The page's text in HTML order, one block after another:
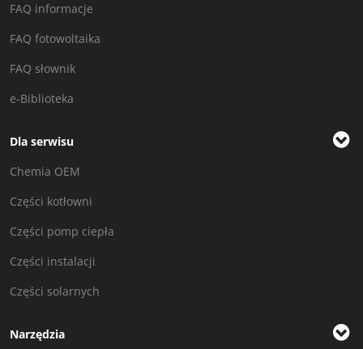
FAQ informacje
FAQ fotowoltaika
FAQ słownik
e-Biblioteka
Dla serwisu
Chemia OEM
Części kotłowni
Części pomp ciepła
Części instalacji
Części solarnych
Narzędzia